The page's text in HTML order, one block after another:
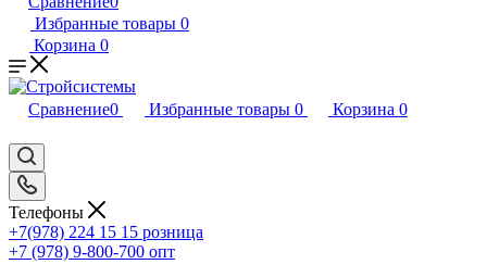
Избранные товары 0
Корзина 0
Сравнение0 Избранные товары 0 Корзина 0
Телефоны
+7(978) 224 15 15 розница
+7 (978) 9-800-700 опт